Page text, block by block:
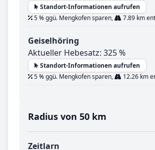
Standort-Informationen aufrufen
5 % ggü. Mengkofen sparen,
7.89 km
Geiselhöring
Aktueller Hebesatz: 325 %
Standort-Informationen aufrufen
5 % ggü. Mengkofen sparen,
12.26 km
Radius von 50 km
Zeitlarn